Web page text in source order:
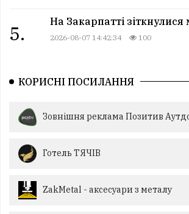
5.
На Закарпатті зіткнулися
2026-08-07 14:42:34 100
КОРИСНІ ПОСИЛАННЯ
Зовнішня реклама Позитив
Готель ТЯЧІВ
ZakMetal - аксесуари з металу